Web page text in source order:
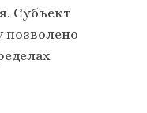
Субъект